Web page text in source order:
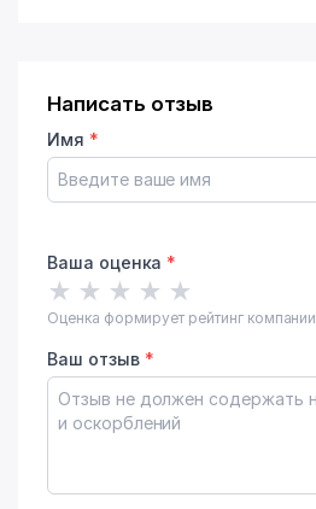
Написать отзыв
Имя *
Ваша оценка *
★ ★ ★ ★ ★
Оценка формирует рейтинг компании
Ваш отзыв *